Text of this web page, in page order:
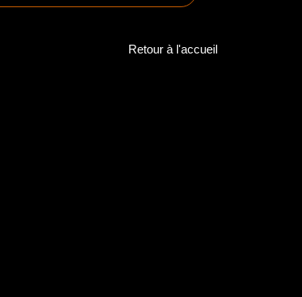
Retour à l'accueil